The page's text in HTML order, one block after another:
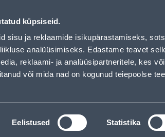
küpsiseid.
sisu ja reklaamide isikupärastamiseks,
analüüsimiseks. Edastame teavet
reklaami- ja analüüsipartneritele, kes
või mida nad on kogunud teiepoolse
Eelistused Statistika
has loaded
Teenused Karjäärileht
OTSI
KATALOOGID